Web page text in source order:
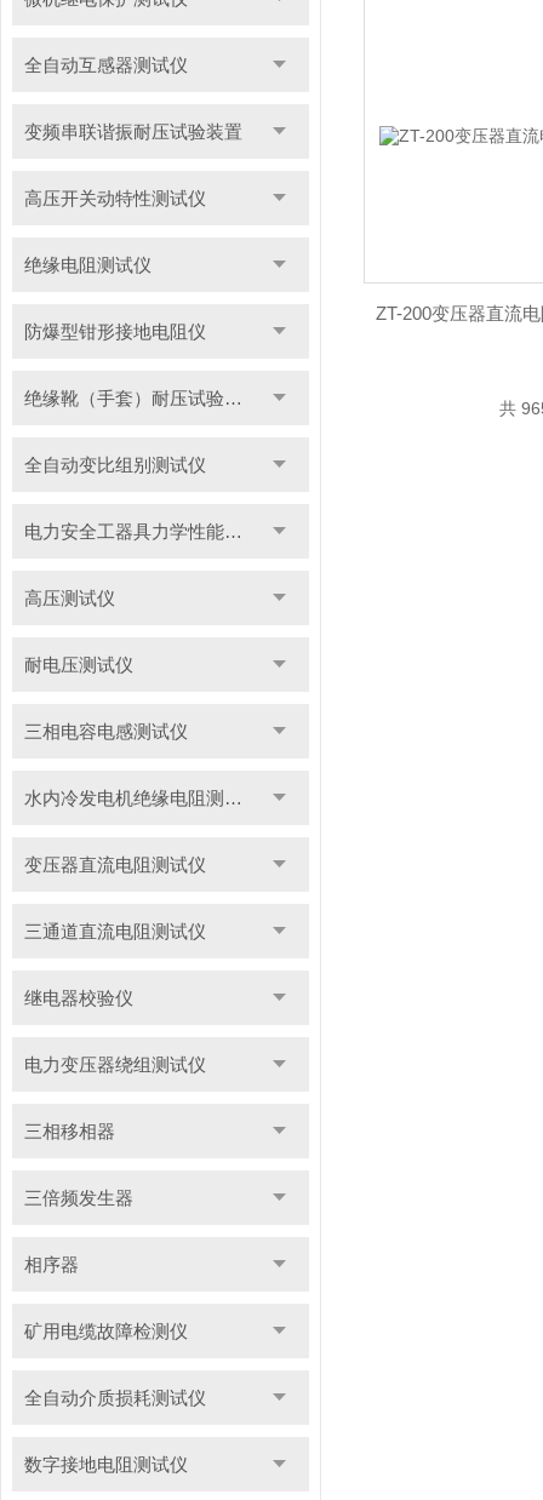
全自动互感器测试仪
变频串联谐振耐压试验装置
高压开关动特性测试仪
绝缘电阻测试仪
防爆型钳形接地电阻仪
绝缘靴（手套）耐压试验装置
全自动变比组别测试仪
电力安全工器具力学性能试验机
高压测试仪
耐电压测试仪
三相电容电感测试仪
水内冷发电机绝缘电阻测试仪
变压器直流电阻测试仪
三通道直流电阻测试仪
继电器校验仪
电力变压器绕组测试仪
三相移相器
三倍频发生器
相序器
矿用电缆故障检测仪
全自动介质损耗测试仪
数字接地电阻测试仪
ZT-200变压器直流
共